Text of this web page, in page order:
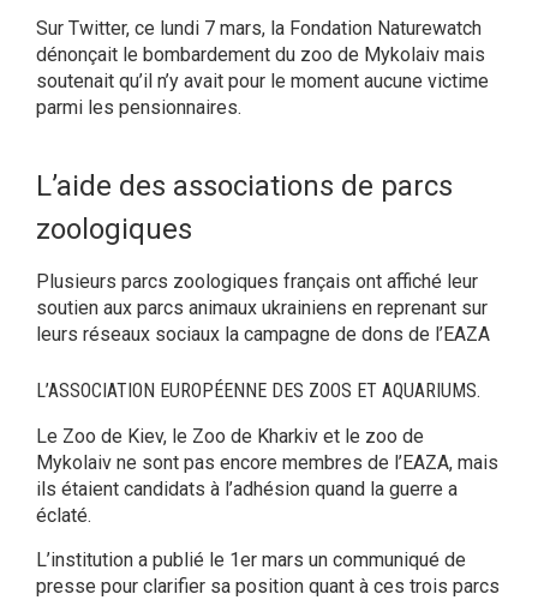
Sur Twitter, ce lundi 7 mars, la Fondation Naturewatch
dénonçait le bombardement du zoo de Mykolaiv mais
soutenait qu’il n’y avait pour le moment aucune victime
parmi les pensionnaires.
L’aide des associations de parcs
zoologiques
Plusieurs parcs zoologiques français ont affiché leur
soutien aux parcs animaux ukrainiens en reprenant sur
leurs réseaux sociaux la campagne de dons de l’EAZA
L’ASSOCIATION EUROPÉENNE DES ZOOS ET AQUARIUMS.
Le Zoo de Kiev, le Zoo de Kharkiv et le zoo de
Mykolaiv ne sont pas encore membres de l’EAZA, mais
ils étaient candidats à l’adhésion quand la guerre a
éclaté.
L’institution a publié le 1er mars un communiqué de
presse pour clarifier sa position quant à ces trois parcs